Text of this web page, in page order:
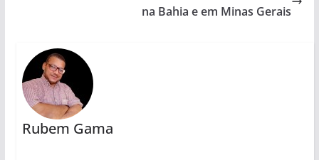
na Bahia e em Minas Gerais
Rubem Gama